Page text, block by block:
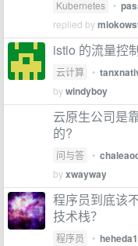
Kubernetes •
replied by
istio 的流量控
云计算 •
bywindyboy
云原生公司是
的?
问与答 •
byxwayway
程序员到底该
技术栈？
程序员 •